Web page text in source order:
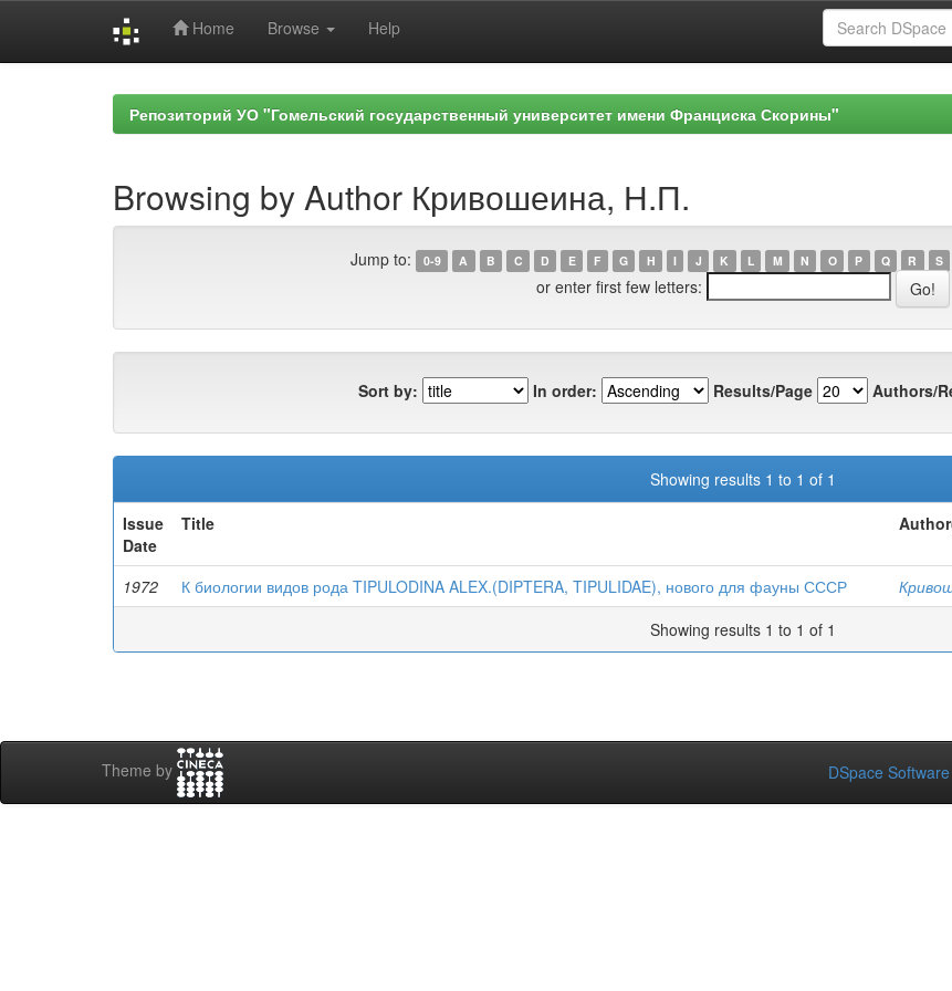
Home Browse Help
Репозиторий УО "Гомельский государственный университет имени Франциска Скорины"
Browsing by Author Кривошеина, Н.П.
Jump to: 0-9 A B C D E F G H I J K L M N O P Q R S
or enter first few letters:
Sort by: In order: Results/Page Authors/
Showing results 1 to 1 of 1
Issue
Date
Title
1972 К биологии видов рода TIPULODINA ALEX.(DIPTERA, TIPULIDAE), нового для фауны СССР
Showing results 1 to 1 of 1
Theme by DSpace Software